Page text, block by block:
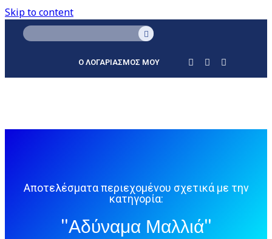
Skip to content
Ο ΛΟΓΑΡΙΑΣΜΟΣ ΜΟΥ
Αποτελέσματα περιεχομένου σχετικά με την
κατηγορία:
"Αδύναμα Μαλλιά"